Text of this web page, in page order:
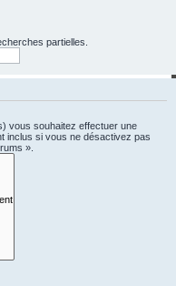
partielles.
vous souhaitez effectuer une
inclus si vous ne désactivez pas
».